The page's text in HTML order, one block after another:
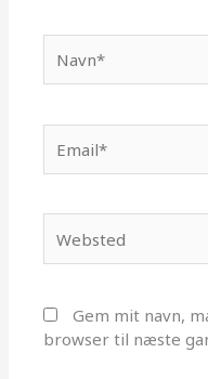
Gem mit navn,
browser til næste